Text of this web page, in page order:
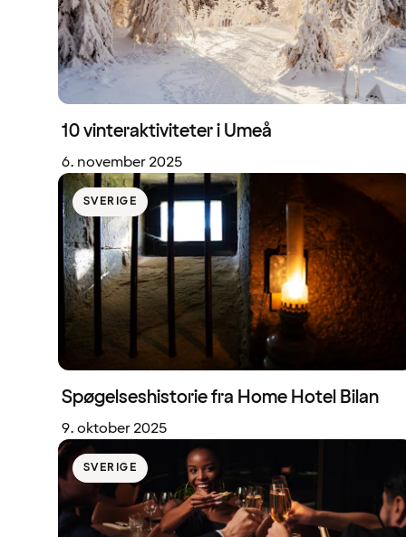
10 vinteraktiviteter i Umeå
6. november 2025
SVERIGE
Spøgelseshistorie fra Home Hotel Bilan
9. oktober 2025
SVERIGE